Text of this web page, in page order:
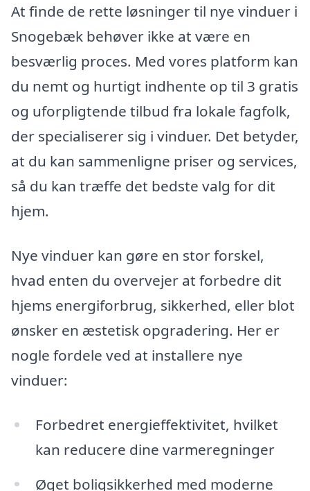
At finde de rette løsninger til nye vinduer i
Snogebæk behøver ikke at være en
besværlig proces. Med vores platform kan
du nemt og hurtigt indhente op til 3 gratis
og uforpligtende tilbud fra lokale fagfolk,
der specialiserer sig i vinduer. Det betyder,
at du kan sammenligne priser og services,
så du kan træffe det bedste valg for dit
hjem.
Nye vinduer kan gøre en stor forskel,
hvad enten du overvejer at forbedre dit
hjems energiforbrug, sikkerhed, eller blot
ønsker en æstetisk opgradering. Her er
nogle fordele ved at installere nye
vinduer:
Forbedret energieffektivitet, hvilket
kan reducere dine varmeregninger
Øget boligsikkerhed med moderne